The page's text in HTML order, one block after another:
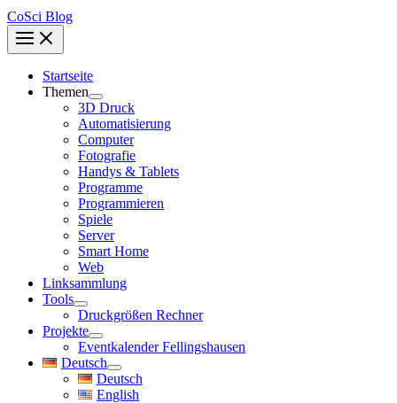
CoSci Blog
Startseite
Themen
3D Druck
Automatisierung
Computer
Fotografie
Handys & Tablets
Programme
Programmieren
Spiele
Server
Smart Home
Web
Linksammlung
Tools
Druckgrößen Rechner
Projekte
Eventkalender Fellingshausen
Deutsch
Deutsch
English